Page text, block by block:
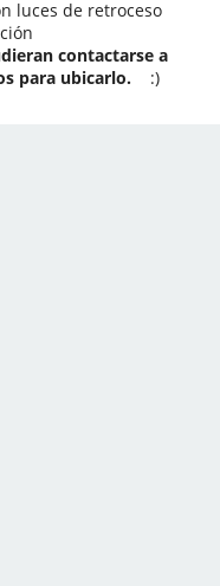
luces de retroceso
contactarse a
para ubicarlo. :)